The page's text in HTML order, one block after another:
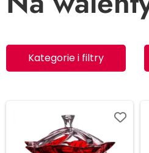
Kategorie i filtry